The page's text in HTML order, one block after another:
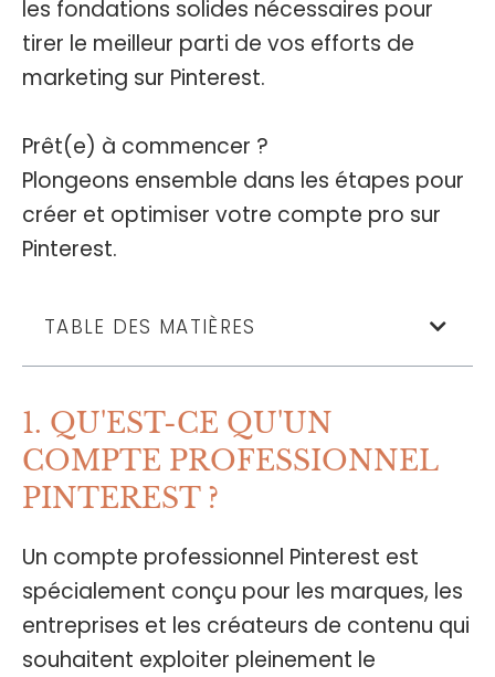
les fondations solides nécessaires pour
tirer le meilleur parti de vos efforts de
marketing sur Pinterest.
Prêt(e) à commencer ?
Plongeons ensemble dans les étapes pour
créer et optimiser votre compte pro sur
Pinterest.
TABLE DES MATIÈRES
1. QU'EST-CE QU'UN
COMPTE PROFESSIONNEL
PINTEREST ?
Un compte professionnel Pinterest est
spécialement conçu pour les marques, les
entreprises et les créateurs de contenu qui
souhaitent exploiter pleinement le